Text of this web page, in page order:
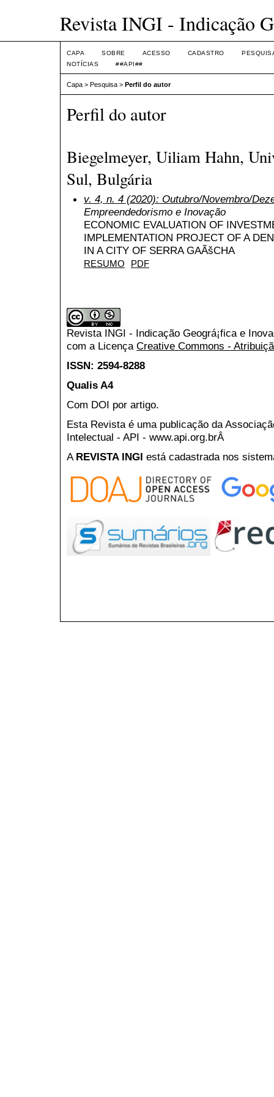
Revista INGI - Indicação
CAPA SOBRE ACESSO CADASTRO
NOTÍCIAS
##API##
Capa > Pesquisa > Perfil do autor
Perfil do autor
Biegelmeyer, Uiliam Hahn,
Sul, Bulgária
v. 4, n. 4 (2020): Outubro/Novembro/
Empreendedorismo e Inovação
ECONOMIC EVALUATION OF
IMPLEMENTATION PROJECT OF A
IN A CITY OF SERRA GAÃšCHA
RESUMO PDF
Revista INGI - Indicação Geográ¡fica e
com a Licença Creative Commons -
ISSN: 2594-8288
Qualis A4
Com DOI por artigo.
Esta Revista é uma publicação da
Intelectual - API - www.api.org.brÂ
A REVISTA INGI está cadastrada nos